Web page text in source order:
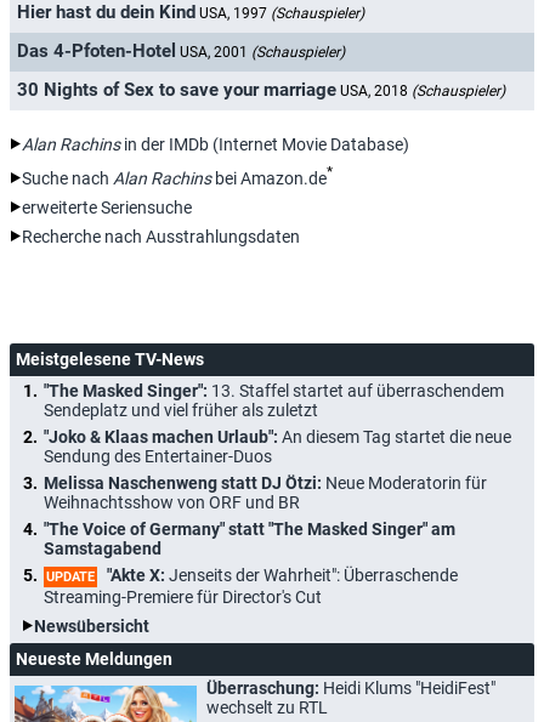
Hier hast du dein Kind USA, 1997 (Schauspieler)
Das 4-Pfoten-Hotel USA, 2001 (Schauspieler)
30 Nights of Sex to save your marriage USA, 2018 (Schauspieler)
Alan Rachinsin der IMDb (Internet Movie Database)
Suche nach Alan Rachinsbei Amazon.de*
erweiterte Seriensuche
Recherche nach Ausstrahlungsdaten
Meistgelesene TV-News
"The Masked Singer": 13. Staffel startet auf überraschendem
Sendeplatz und viel früher als zuletzt
"Joko & Klaas machen Urlaub": An diesem Tag startet die neue
Sendung des Entertainer-Duos
Melissa Naschenweng statt DJ Ötzi: Neue Moderatorin für
Weihnachtsshow von ORF und BR
"The Voice of Germany" statt "The Masked Singer" am
Samstagabend
UPDATE "Akte X: Jenseits der Wahrheit": Überraschende
Streaming-Premiere für Director's Cut
Newsübersicht
Neueste Meldungen
Überraschung: Heidi Klums "HeidiFest"
wechselt zu RTL